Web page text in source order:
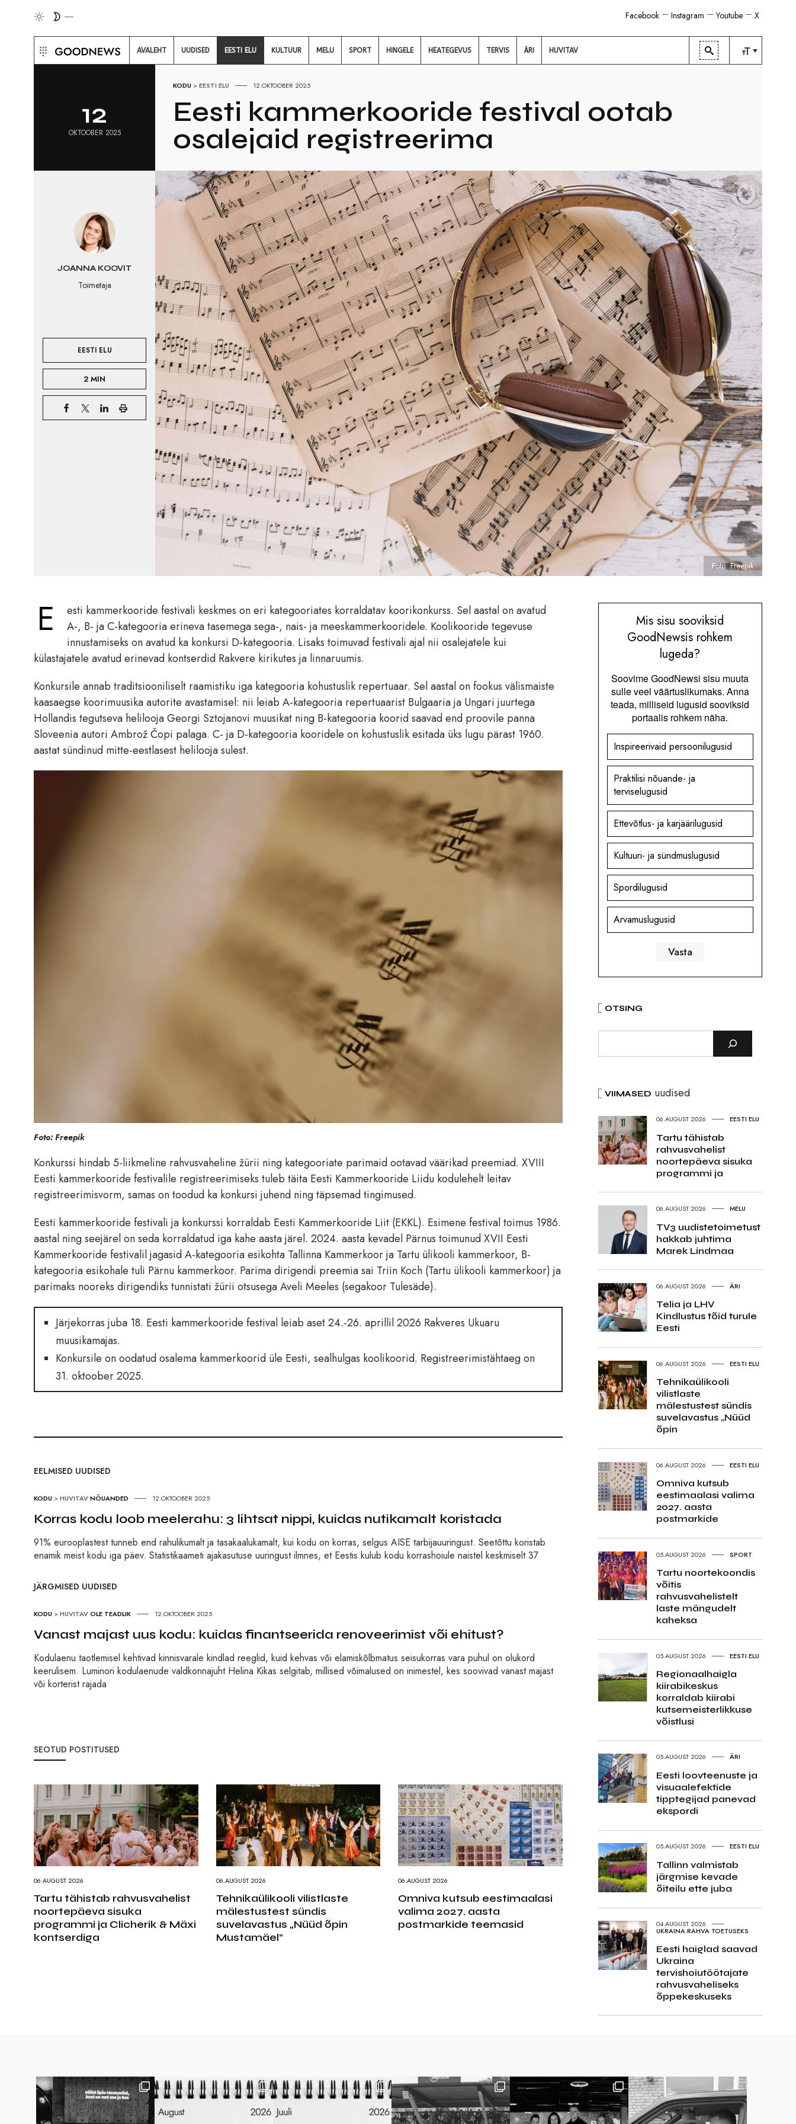
X
Youtube
Instagram
Facebook
AVALEHT UUDISED EESTI ELU KULTUUR MELU SPORT HINGELE HEATEGEVUS TERVIS ÄRI HUVITAV
12
OKTOOBER 2025
KODU >EESTI ELU 12.OKTOOBER 2025
Eesti kammerkooride festival ootab
osalejaid registreerima
JOANNA KOOVIT
Toimetaja
EESTI ELU
2 MIN
Foto: Freepik
E
esti kammerkooride festivali keskmes on eri kategooriates korraldatav koorikonkurss. Sel aastal on avatud
A-, B- ja C-kategooria erineva tasemega sega-, nais- ja meeskammerkooridele. Koolikooride tegevuse
innustamiseks on avatud ka konkursi D-kategooria. Lisaks toimuvad festivali ajal nii osalejatele kui
külastajatele avatud erinevad kontserdid Rakvere kirikutes ja linnaruumis.
Konkursile annab traditsiooniliselt raamistiku iga kategooria kohustuslik repertuaar. Sel aastal on fookus välismaiste
kaasaegse koorimuusika autorite avastamisel: nii leiab A-kategooria repertuaarist Bulgaaria ja Ungari juurtega
Hollandis tegutseva helilooja Georgi Sztojanovi muusikat ning B-kategooria koorid saavad end proovile panna
Sloveenia autori Ambrož Čopi palaga. C- ja D-kategooria kooridele on kohustuslik esitada üks lugu pärast 1960.
aastat sündinud mitte-eestlasest helilooja sulest.
Foto: Freepik
Konkurssi hindab 5-liikmeline rahvusvaheline žürii ning kategooriate parimaid ootavad väärikad preemiad. XVIII
Eesti kammerkooride festivalile registreerimiseks tuleb täita Eesti Kammerkooride Liidu kodulehelt leitav
registreerimisvorm, samas on toodud ka konkursi juhend ning täpsemad tingimused.
Eesti kammerkooride festivali ja konkurssi korraldab Eesti Kammerkooride Liit (EKKL). Esimene festival toimus 1986.
aastal ning seejärel on seda korraldatud iga kahe aasta järel. 2024. aasta kevadel Pärnus toimunud XVII Eesti
Kammerkooride festivalil jagasid A-kategooria esikohta Tallinna Kammerkoor ja Tartu ülikooli kammerkoor, B-
kategooria esikohale tuli Pärnu kammerkoor. Parima dirigendi preemia sai Triin Koch (Tartu ülikooli kammerkoor) ja
parimaks nooreks dirigendiks tunnistati žürii otsusega Aveli Meeles (segakoor Tulesäde).
Järjekorras juba 18. Eesti kammerkooride festival leiab aset 24.-26. aprillil 2026 Rakveres Ukuaru
muusikamajas.
Konkursile on oodatud osalema kammerkoorid üle Eesti, sealhulgas koolikoorid. Registreerimistähtaeg on
31. oktoober 2025.
EELMISED UUDISED
KODU >HUVITAVNÕUANDED 12.OKTOOBER 2025
Korras kodu loob meelerahu: 3 lihtsat nippi, kuidas nutikamalt koristada
91% eurooplastest tunneb end rahulikumalt ja tasakaalukamalt, kui kodu on korras, selgus AISE tarbijauuringust. Seetõttu koristab
enamik meist kodu iga päev. Statistikaameti ajakasutuse uuringust ilmnes, et Eestis kulub kodu korrashoiule naistel keskmiselt 37
JÄRGMISED UUDISED
KODU >HUVITAVOLE TEADLIK 12.OKTOOBER 2025
Vanast majast uus kodu: kuidas finantseerida renoveerimist või ehitust?
Kodulaenu taotlemisel kehtivad kinnisvarale kindlad reeglid, kuid kehvas või elamiskõlbmatus seisukorras vara puhul on olukord
keerulisem. Luminori kodulaenude valdkonnajuht Helina Kikas selgitab, millised võimalused on inimestel, kes soovivad vanast majast
või korterist rajada
SEOTUD POSTITUSED
06.AUGUST 2026
Tartu tähistab rahvusvahelist
noortepäeva sisuka
programmi ja Clicherik & Mäxi
kontserdiga
06.AUGUST 2026
Tehnikaülikooli vilistlaste
mälestustest sündis
suvelavastus „Nüüd õpin
Mustamäel”
06.AUGUST 2026
Omniva kutsub eestimaalasi
valima 2027. aasta
postmarkide teemasid
Mis sisu sooviksid
GoodNewsis rohkem
lugeda?
Soovime GoodNewsi sisu muuta
sulle veel väärtuslikumaks. Anna
teada, milliseid lugusid sooviksid
portaalis rohkem näha.
Inspireerivaid persoonilugusid
Praktilisi nõuande- ja
terviselugusid
Ettevõtlus- ja karjäärilugusid
Kultuuri- ja sündmuslugusid
Spordilugusid
Arvamuslugusid
OTSING
VIIMASED uudised
06.AUGUST 2026 EESTI ELU
Tartu tähistab
rahvusvahelist
noortepäeva sisuka
programmi ja
06.AUGUST 2026 MELU
TV3 uudistetoimetust
hakkab juhtima
Marek Lindmaa
06.AUGUST 2026 ÄRI
Telia ja LHV
Kindlustus tõid turule
Eesti
06.AUGUST 2026 EESTI ELU
Tehnikaülikooli
vilistlaste
mälestustest sündis
suvelavastus „Nüüd
õpin
06.AUGUST 2026 EESTI ELU
Omniva kutsub
eestimaalasi valima
2027. aasta
postmarkide
05.AUGUST 2026 SPORT
Tartu noortekoondis
võitis
rahvusvahelistelt
laste mängudelt
kaheksa
05.AUGUST 2026 EESTI ELU
Regionaalhaigla
kiirabikeskus
korraldab kiirabi
kutsemeisterlikkuse
võistlusi
05.AUGUST 2026 ÄRI
Eesti loovteenuste ja
visuaalefektide
tipptegijad panevad
ekspordi
05.AUGUST 2026 EESTI ELU
Tallinn valmistab
järgmise kevade
õiteilu ette juba
04.AUGUST 2026
UKRAINA RAHVA TOETUSEKS
Eesti haiglad saavad
Ukraina
tervishoiutöötajate
rahvusvaheliseks
õppekeskuseks